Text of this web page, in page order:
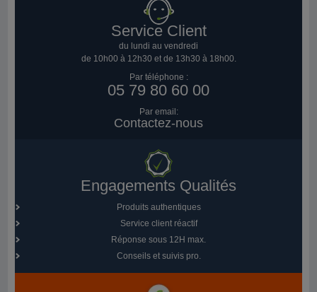
Service Client
du lundi au vendredi
de 10h00 à 12h30 et de 13h30 à 18h00.
Par téléphone :
05 79 80 60 00
Par email:
Contactez-nous
Engagements Qualités
Produits authentiques
Service client réactif
Réponse sous 12H max.
Conseils et suivis pro.